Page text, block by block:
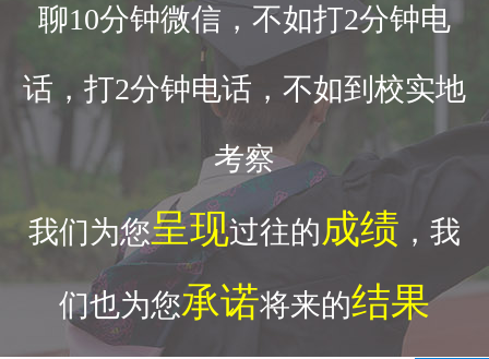
聊10分钟微信，不如打2分钟电
话，打2分钟电话，不如到校实地
考察
我们为您呈现过往的成绩 ，我
们也为您承诺将来的结果